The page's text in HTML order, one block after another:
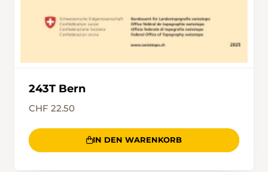
243T Bern
CHF 22.50
IN DEN WARENKORB